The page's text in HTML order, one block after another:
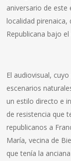
aniversario de este
localidad pirenaica,
Republicana bajo
El audiovisual,
escenarios
un estilo directo e
de resistencia que
republicanos a
María, vecina de
que tenía la